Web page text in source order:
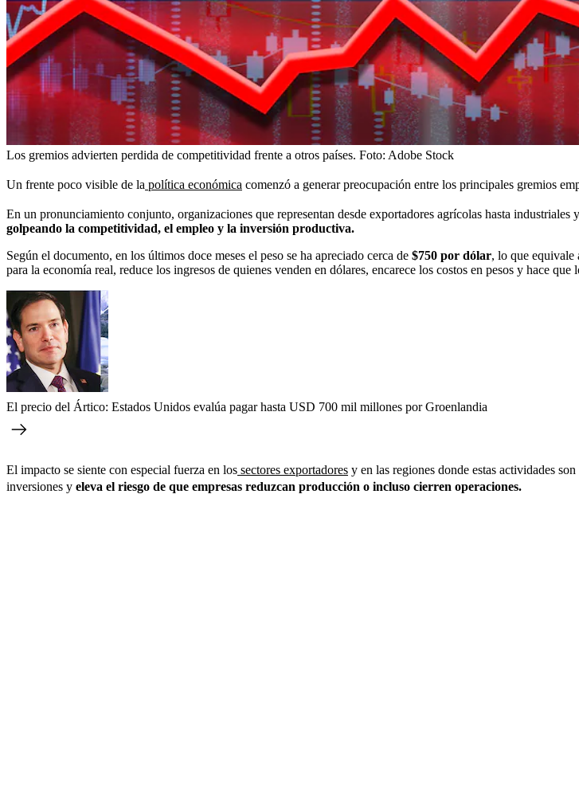
Los gremios advierten perdida de competitividad frente a otros países. Foto: Adobe Stock
Un frente poco visible de la política económica comenzó a generar preocupación entre los principales gremios
En un pronunciamiento conjunto, organizaciones que representan desde exportadores agrícolas hasta
golpeando la competitividad, el empleo y la inversión productiva.
Según el documento, en los últimos doce meses el peso se ha apreciado cerca de $750 por dólar, lo que equivale
para la economía real, reduce los ingresos de quienes venden en dólares, encarece los costos en pesos y hace
El precio del Ártico: Estados Unidos evalúa pagar hasta USD 700 mil millones por Groenlandia
El impacto se siente con especial fuerza en los sectores exportadores y en las regiones donde estas actividades
inversiones y eleva el riesgo de que empresas reduzcan producción o incluso cierren operaciones.